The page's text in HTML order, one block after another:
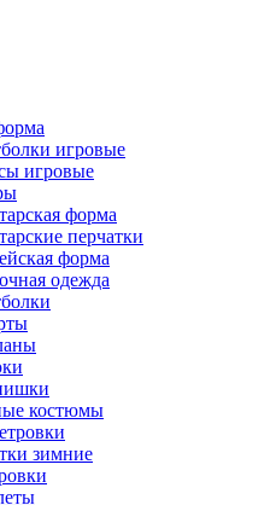
игровые
игровые
форма
перчатки
форма
одежда
костюмы
зимние